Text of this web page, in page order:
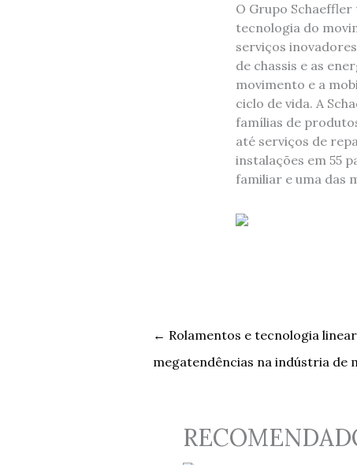
O Grupo
tecnologia do
serviços
de chassis e as
movimento e a
ciclo de vida. A
famílias de
até serviços de
instalações em 55
familiar e uma das
← Rolamentos e tecnologia
megatendências na indústria de